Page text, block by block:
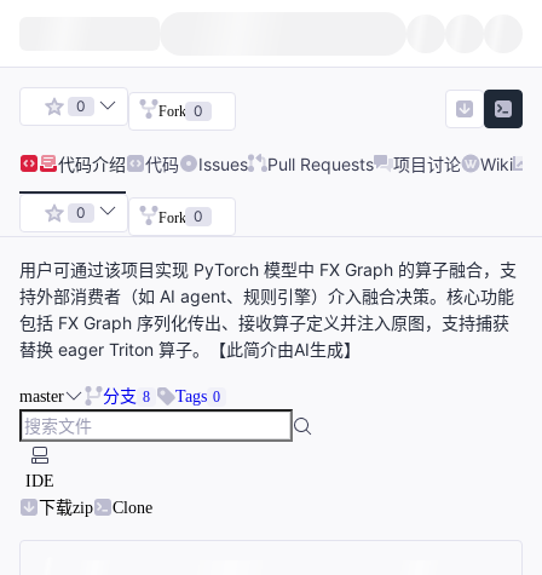
0 Fork 0
代码介绍 代码 Issues Pull Requests 项目讨论 Wiki
0 Fork 0
用户可通过该项目实现 PyTorch 模型中 FX Graph 的算子融合，支
持外部消费者（如 AI agent、规则引擎）介入融合决策。核心功能
包括 FX Graph 序列化传出、接收算子定义并注入原图，支持捕获
替换 eager Triton 算子。【此简介由AI生成】
master 分支 8 Tags 0
IDE
下载zip
Clone